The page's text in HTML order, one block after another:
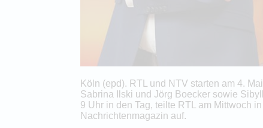
Köln (epd). RTL und NTV starten am 4.
Sabrina Ilski und Jörg Boecker sowie
9 Uhr in den Tag, teilte RTL am Mittwoch
Nachrichtenmagazin auf.